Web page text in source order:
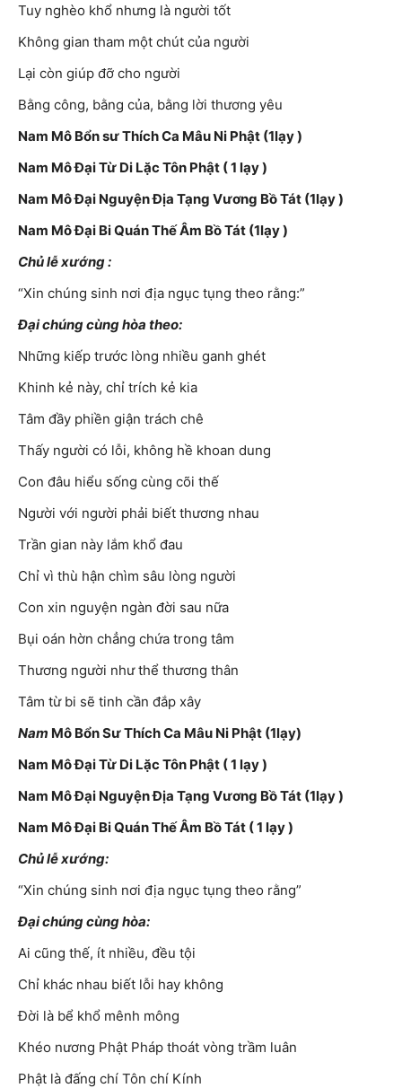
Tuy nghèo khổ nhưng là người tốt
Không gian tham một chút của người
Lại còn giúp đỡ cho người
Bằng công, bằng của, bằng lời thương yêu
Nam Mô Bổn sư Thích Ca Mâu Ni Phật (1lạy )
Nam Mô Đại Từ Di Lặc Tôn Phật ( 1 lạy )
Nam Mô Đại Nguyện Địa Tạng Vương Bồ Tát (1lạy )
Nam Mô Đại Bi Quán Thế Âm Bồ Tát (1lạy )
Chủ lễ xướng :
“Xin chúng sinh nơi địa ngục tụng theo rằng:”
Đại chúng cùng hòa theo:
Những kiếp trước lòng nhiều ganh ghét
Khinh kẻ này, chỉ trích kẻ kia
Tâm đầy phiền giận trách chê
Thấy người có lỗi, không hề khoan dung
Con đâu hiểu sống cùng cõi thế
Người với người phải biết thương nhau
Trần gian này lắm khổ đau
Chỉ vì thù hận chìm sâu lòng người
Con xin nguyện ngàn đời sau nữa
Bụi oán hờn chẳng chứa trong tâm
Thương người như thể thương thân
Tâm từ bi sẽ tinh cần đắp xây
Nam Mô Bổn Sư Thích Ca Mâu Ni Phật (1lạy)
Nam Mô Đại Từ Di Lặc Tôn Phật ( 1 lạy )
Nam Mô Đại Nguyện Địa Tạng Vương Bồ Tát (1lạy )
Nam Mô Đại Bi Quán Thế Âm Bồ Tát ( 1 lạy )
Chủ lễ xướng:
“Xin chúng sinh nơi địa ngục tụng theo rằng”
Đại chúng cùng hòa:
Ai cũng thế, ít nhiều, đều tội
Chỉ khác nhau biết lỗi hay không
Đời là bể khổ mênh mông
Khéo nương Phật Pháp thoát vòng trầm luân
Phật là đấng chí Tôn chí Kính